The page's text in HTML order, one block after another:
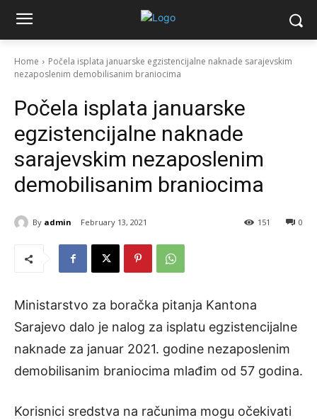
Home
Počela isplata januarske egzistencijalne naknade sarajevskim
nezaposlenim demobilisanim braniocima
Počela isplata januarske
egzistencijalne naknade
sarajevskim nezaposlenim
demobilisanim braniocima
By admin February 13, 2021 0
151
Ministarstvo za boračka pitanja Kantona
Sarajevo dalo je nalog za isplatu egzistencijalne
naknade za januar 2021. godine nezaposlenim
demobilisanim braniocima mlađim od 57 godina.
Korisnici sredstva na računima mogu očekivati